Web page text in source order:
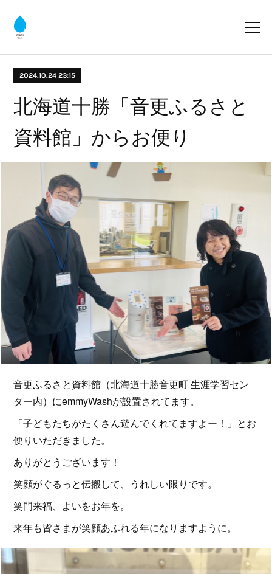
2024.10.24 23:15
北海道十勝「音更ふるさと
資料館」からお便り
音更ふるさと資料館（北海道十勝音更町 生涯学習セン
ター内）にemmyWashが設置されてます。
「子どもたちがたくさん遊んでくれてますよー！」とお
便りいただきました。
ありがとうございます！
笑顔がぐるっと伝搬して、うれしい限りです。
笑門来福、よいをお年を。
来年も皆さまが笑顔あふれる年になりますように。